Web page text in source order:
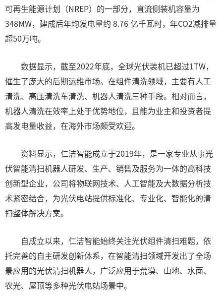
可再生能源计划（NREP）的一部分，直流侧装机容量为
348MW，建成后年均发电量约 8.76 亿千瓦时，年CO2减排量
超50万吨。
数据显示，截至2022年底，全球光伏装机已超过1TW，
催生了庞大的后期运维市场。在组件清洗领域，主要有人工
清洗、高压清洗车清洗、机器人清洗三种手段。相对而言，
机器人清洗在效率上处于优势地位，且能为业主和投资者提
高发电量收益，在海外市场颇受欢迎。
资料显示，仁洁智能成立于2019年，是一家专业从事光
伏智能清扫机器人研发、生产、销售及服务为一体的高科技
创新型企业，公司将物联网技术、人工智能及大数据分析技
术紧密结合，为光伏电站提供标准化、专业化、智能化的清
扫整体解决方案。
自成立以来，仁洁智能始终关注光伏组件清扫难题，依
托完善的自主研发创新体系，在智能清扫领域开发出了全场
景应用的光伏清扫机器人，广泛应用于荒漠、山地、水面、
农光、屋顶等多种光伏电站场景中。